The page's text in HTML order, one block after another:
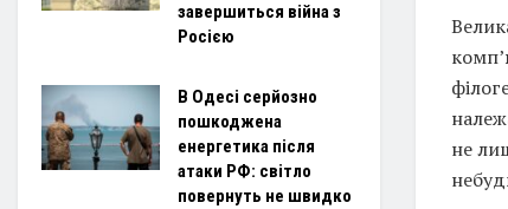
не
завершиться війна з
Росією
В Одесі серйозно
пошкоджена
енергетика після
атаки РФ: світло
повернуть не швидко